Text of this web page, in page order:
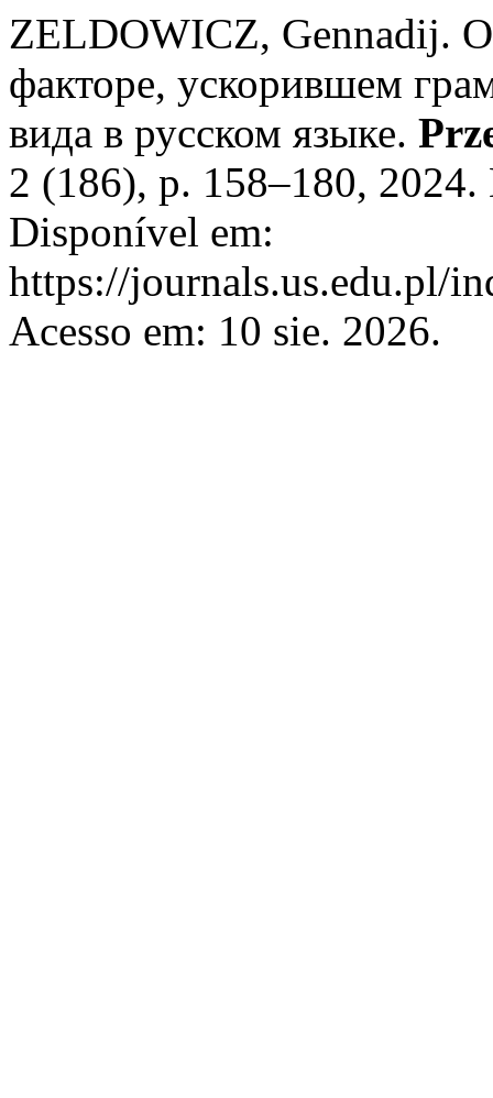
ZELDOWICZ, Gennadij.
факторе, ускорившем
вида в русском языке.
2 (186), p. 158–180,
Disponível em:
https://journals.us.edu.pl/
Acesso em: 10 sie. 2026.